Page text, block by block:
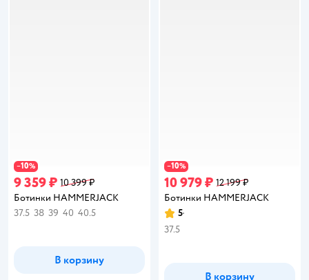
−10%
9 359 ₽ 10 399 ₽
Ботинки HAMMERJACK
37.5 38 39 40 40.5
В корзину
−10%
10 979 ₽ 12 199 ₽
Ботинки HAMMERJACK
Рейтинг:
5
37.5
В корзину